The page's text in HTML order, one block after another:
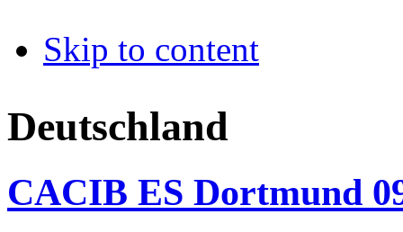
Skip to content
Deutschland
CACIB ES Dortmund